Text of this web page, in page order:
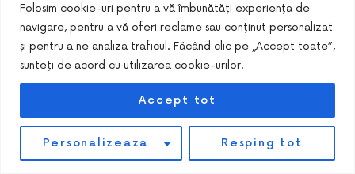
Folosim cookie-uri pentru a vă îmbunătăți experiența de
navigare, pentru a vă oferi reclame sau conținut personalizat
și pentru a ne analiza traficul. Făcând clic pe „Accept toate”,
sunteți de acord cu utilizarea cookie-urilor.
Personalizeaza Resping tot
Accept tot
DESIGNED & DEVELOPED BYSMART SEO PACK